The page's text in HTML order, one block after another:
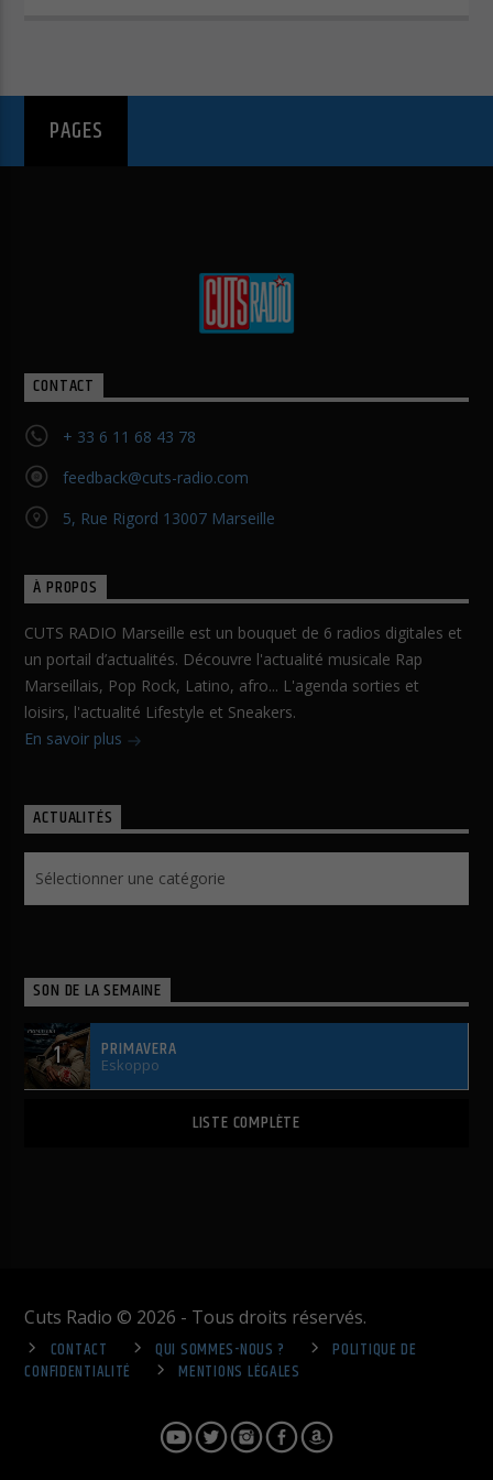
PAGES
CONTACT
+ 33 6 11 68 43 78
feedback@cuts-radio.com
5, Rue Rigord 13007 Marseille
À PROPOS
CUTS RADIO Marseille est un bouquet de 6 radios digitales et
un portail d’actualités. Découvre l'actualité musicale Rap
Marseillais, Pop Rock, Latino, afro... L'agenda sorties et
loisirs, l'actualité Lifestyle et Sneakers.
En savoir plus
ACTUALITÉS
SON DE LA SEMAINE
1 PRIMAVERA
Eskoppo
LISTE COMPLÈTE
Cuts Radio © 2026 - Tous droits réservés.
CONTACT
QUI SOMMES-NOUS ?
POLITIQUE DE
CONFIDENTIALITÉ
MENTIONS LÉGALES